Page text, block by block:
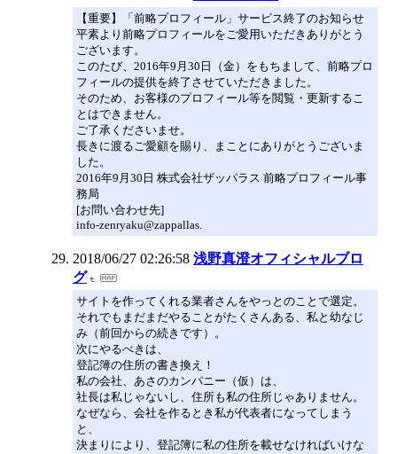
【重要】「前略プロフィール」サービス終了のお知らせ
平素より前略プロフィールをご愛用いただきありがとう
ございます。
このたび、2016年9月30日（金）をもちまして、前略プロ
フィールの提供を終了させていただきました。
そのため、お客様のプロフィール等を閲覧・更新するこ
とはできません。
ご了承くださいませ。
長きに渡るご愛顧を賜り、まことにありがとうございま
した。
2016年9月30日 株式会社ザッパラス 前略プロフィール事
務局
[お問い合わせ先]
info-zenryaku@zappallas.
2018/06/27 02:26:58 浅野真澄オフィシャルブロ
グ
サイトを作ってくれる業者さんをやっとのことで選定。
それでもまだまだやることがたくさんある、私と幼なじ
み（前回からの続きです）。
次にやるべきは、
登記簿の住所の書き換え！
私の会社、あさのカンパニー（仮）は、
社長は私じゃないし、住所も私の住所じゃありません。
なぜなら、会社を作るとき私が代表者になってしまう
と、
決まりにより、登記簿に私の住所を載せなければいけな